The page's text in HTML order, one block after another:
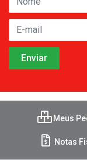
Meus
Notas